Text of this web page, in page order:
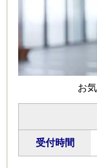
お
受付時間